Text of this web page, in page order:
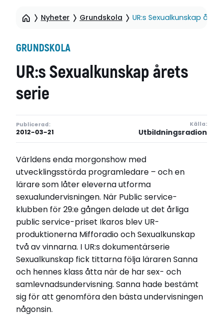
Nyheter Grundskola UR:s Sexualkunskap
GRUNDSKOLA
UR:s Sexualkunskap årets
serie
Publicerad:
2012-03-21
Källa:
Utbildningsradion
Världens enda morgonshow med
utvecklingsstörda programledare – och en
lärare som låter eleverna utforma
sexualundervisningen. När Public service-
klubben för 29:e gången delade ut det årliga
public service-priset Ikaros blev UR-
produktionerna Mifforadio och Sexualkunskap
två av vinnarna. I UR:s dokumentärserie
Sexualkunskap fick tittarna följa läraren Sanna
och hennes klass åtta när de har sex- och
samlevnadsundervisning. Sanna hade bestämt
sig för att genomföra den bästa undervisningen
någonsin.